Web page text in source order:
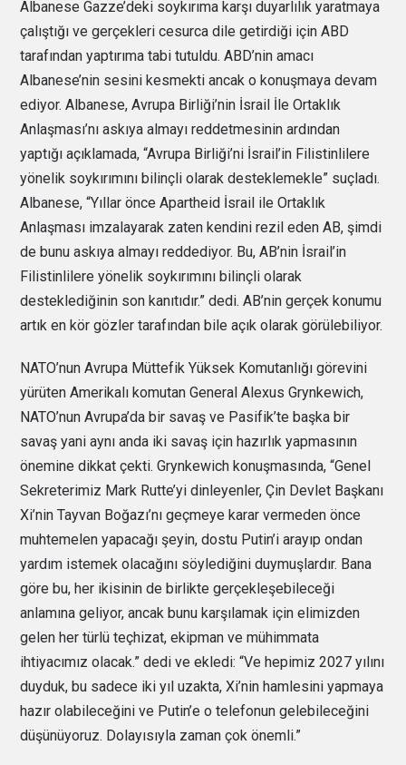
Albanese Gazze’deki soykırıma karşı duyarlılık yaratmaya
çalıştığı ve gerçekleri cesurca dile getirdiği için ABD
tarafından yaptırıma tabi tutuldu. ABD’nin amacı
Albanese’nin sesini kesmekti ancak o konuşmaya devam
ediyor. Albanese, Avrupa Birliği’nin İsrail İle Ortaklık
Anlaşması’nı askıya almayı reddetmesinin ardından
yaptığı açıklamada, “Avrupa Birliği’ni İsrail’in Filistinlilere
yönelik soykırımını bilinçli olarak desteklemekle” suçladı.
Albanese, “Yıllar önce Apartheid İsrail ile Ortaklık
Anlaşması imzalayarak zaten kendini rezil eden AB, şimdi
de bunu askıya almayı reddediyor. Bu, AB’nin İsrail’in
Filistinlilere yönelik soykırımını bilinçli olarak
desteklediğinin son kanıtıdır.” dedi. AB’nin gerçek konumu
artık en kör gözler tarafından bile açık olarak görülebiliyor.
NATO’nun Avrupa Müttefik Yüksek Komutanlığı görevini
yürüten Amerikalı komutan General Alexus Grynkewich,
NATO’nun Avrupa’da bir savaş ve Pasifik’te başka bir
savaş yani aynı anda iki savaş için hazırlık yapmasının
önemine dikkat çekti. Grynkewich konuşmasında, “Genel
Sekreterimiz Mark Rutte’yi dinleyenler, Çin Devlet Başkanı
Xi’nin Tayvan Boğazı’nı geçmeye karar vermeden önce
muhtemelen yapacağı şeyin, dostu Putin’i arayıp ondan
yardım istemek olacağını söylediğini duymuşlardır. Bana
göre bu, her ikisinin de birlikte gerçekleşebileceği
anlamına geliyor, ancak bunu karşılamak için elimizden
gelen her türlü teçhizat, ekipman ve mühimmata
ihtiyacımız olacak.” dedi ve ekledi: “Ve hepimiz 2027 yılını
duyduk, bu sadece iki yıl uzakta, Xi’nin hamlesini yapmaya
hazır olabileceğini ve Putin’e o telefonun gelebileceğini
düşünüyoruz. Dolayısıyla zaman çok önemli.”